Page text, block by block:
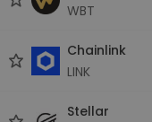
WBT
Chainlink
LINK
Stellar